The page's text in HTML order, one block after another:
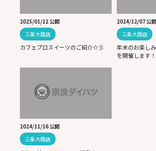
2025/01/12 公開
三条大路店
カフェプロスイーツのご紹介☆彡
2024/12/07 公開
三条大路店
年末のお楽し
を開催します！
2024/11/16 公開
三条大路店